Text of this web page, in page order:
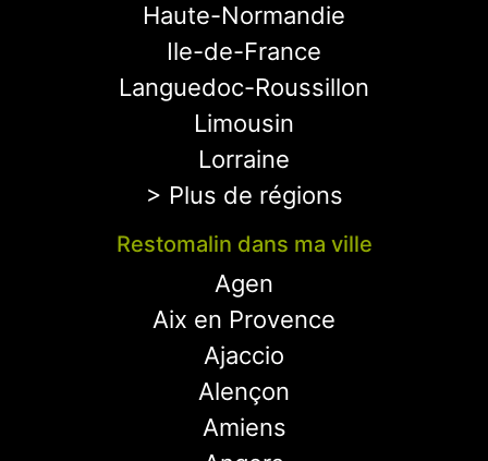
Haute-Normandie
Ile-de-France
Languedoc-Roussillon
Limousin
Lorraine
> Plus de régions
Restomalin dans ma ville
Agen
Aix en Provence
Ajaccio
Alençon
Amiens